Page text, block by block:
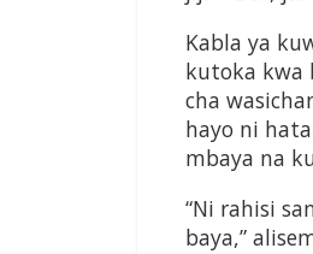
Kabla ya
kutoka kwa
cha
hayo ni
mbaya na
“Ni rahisi
baya,”